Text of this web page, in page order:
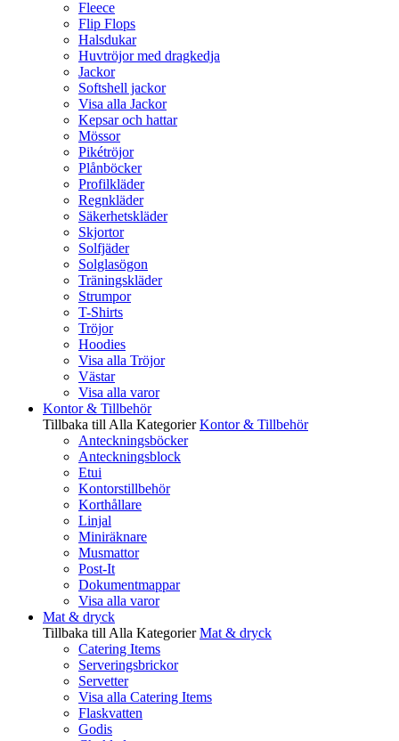
Fleece
Flip Flops
Halsdukar
Huvtröjor med dragkedja
Jackor
Softshell jackor
Visa alla Jackor
Kepsar och hattar
Mössor
Pikétröjor
Plånböcker
Profilkläder
Regnkläder
Säkerhetskläder
Skjortor
Solfjäder
Solglasögon
Träningskläder
Strumpor
T-Shirts
Tröjor
Hoodies
Visa alla Tröjor
Västar
Visa alla varor
Kontor & Tillbehör
Tillbaka till Alla Kategorier Kontor & Tillbehör
Anteckningsböcker
Anteckningsblock
Etui
Kontorstillbehör
Korthållare
Linjal
Miniräknare
Musmattor
Post-It
Dokumentmappar
Visa alla varor
Mat & dryck
Tillbaka till Alla Kategorier Mat & dryck
Catering Items
Serveringsbrickor
Servetter
Visa alla Catering Items
Flaskvatten
Godis